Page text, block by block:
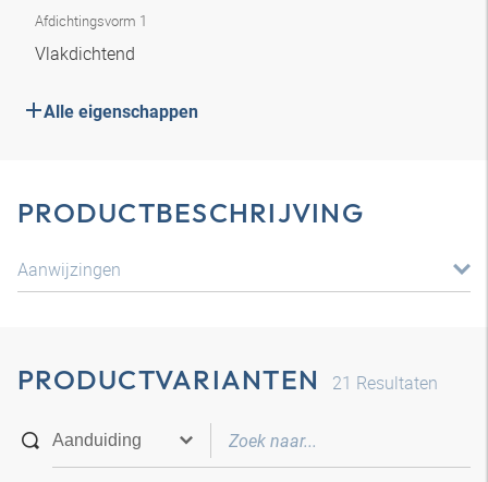
Afdichtingsvorm 1
Vlakdichtend
Alle eigenschappen
PRODUCTBESCHRIJVING
Aanwijzingen
PRODUCTVARIANTEN 21 Resultaten